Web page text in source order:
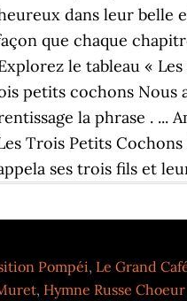
dans leur belle
que chaque
le tableau «
petits cochons
la phrase .
Trois Petits
ses trois fils et
Pompéi, Le Grand
, Hymne Russe